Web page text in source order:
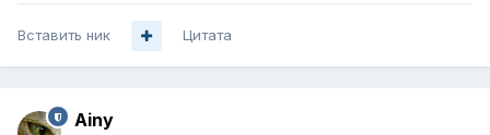
Вставить ник Цитата
Ainy